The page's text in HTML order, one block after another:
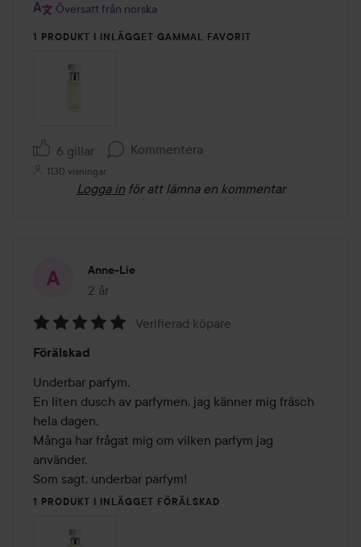
Översatt från norska
1 PRODUKT I INLÄGGET GAMMAL FAVORIT
6 gillar Kommentera
1130 visningar
Logga in för att lämna en kommentar
Anne-Lie
2 år
Inlägget skapades 2 år
5
av
5
Verifierad köpare
Förälskad
Underbar parfym.
En liten dusch av parfymen, jag känner mig fräsch
hela dagen.
Många har frågat mig om vilken parfym jag
använder.
Som sagt, underbar parfym!
1 PRODUKT I INLÄGGET FÖRÄLSKAD